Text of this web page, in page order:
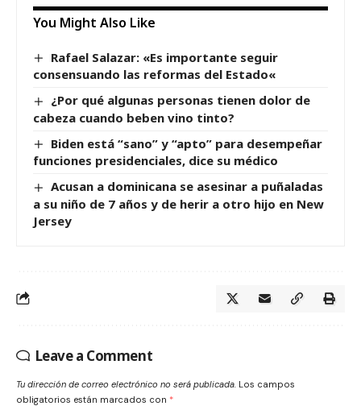
You Might Also Like
Rafael Salazar: «Es importante seguir
consensuando las reformas del Estado«
¿Por qué algunas personas tienen dolor de
cabeza cuando beben vino tinto?
Biden está “sano” y “apto” para desempeñar
funciones presidenciales, dice su médico
Acusan a dominicana se asesinar a puñaladas
a su niño de 7 años y de herir a otro hijo en New
Jersey
Leave a Comment
Tu dirección de correo electrónico no será publicada. Los campos
obligatorios están marcados con *